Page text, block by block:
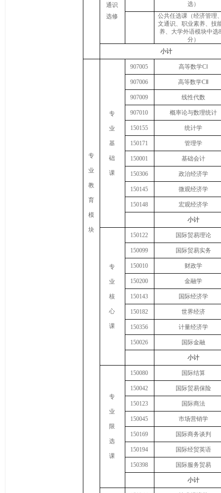
通识
选修
选）
公共任选课（经济管理
文通识、职业素养、技
养、大学外语模块中选
分）
小计
专
业
教
育
模
块
专
业
基
础
课
907005 高等数学C
907006 高等数学C
907009 线性代数
907010 概率论与数理统计
150155 统计学
150171 管理学
150001 基础会计
150306 政治经济学
150145 微观经济学
150148 宏观经济学
小计
专
业
核
心
课
150122 国际贸易理论
150099 国际贸易实务
150010 财政学
150200 金融学
150143 国际经济学
150182 世界经济
150356 计量经济学
150026 国际金融
小计
专
业
限
选
课
150080 国际结算
150042 国际贸易保险
150123 国际商法
150045 市场营销学
150169 国际商务谈判
150194 国际经贸英语
150398 国际服务贸易
小计